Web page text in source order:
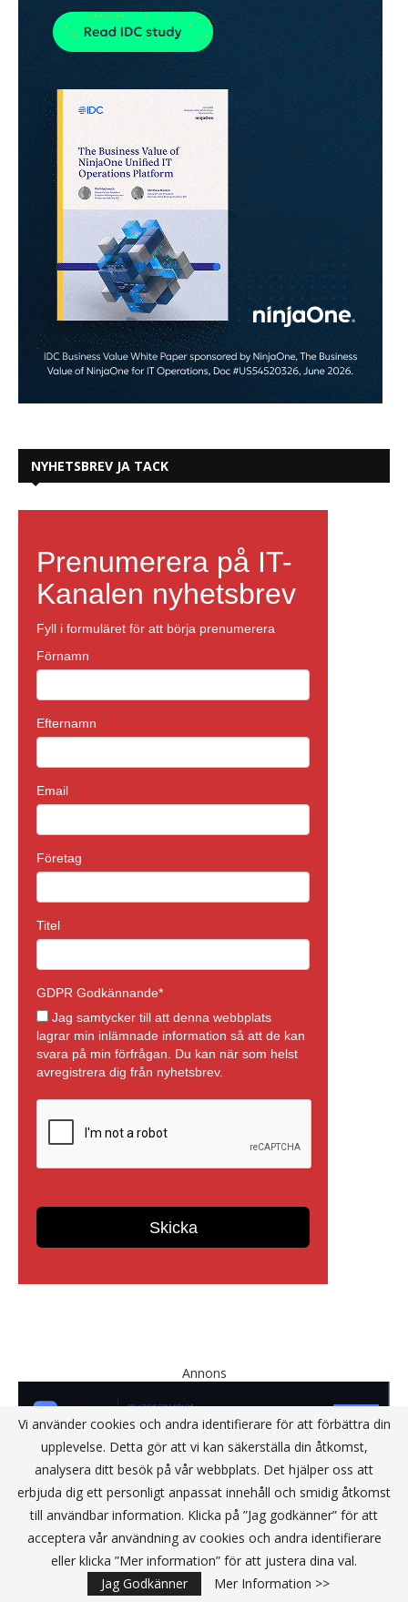
NYHETSBREV JA TACK
Annons
KONTAKT
Vi använder cookies och andra identifierare för att förbättra din
upplevelse. Detta gör att vi kan säkerställa din åtkomst,
analysera ditt besök på vår webbplats. Det hjälper oss att
erbjuda dig ett personligt anpassat innehåll och smidig åtkomst
till användbar information. Klicka på ”Jag godkänner” för att
acceptera vår användning av cookies och andra identifierare
eller klicka ”Mer information” för att justera dina val.
Jag Godkänner
Mer Information >>